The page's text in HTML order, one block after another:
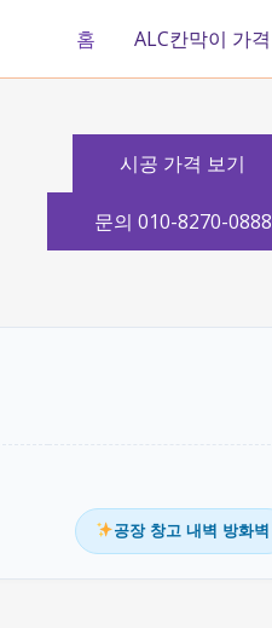
홈 ALC칸막이 가격
시공 가격 보기
문의 010-8270-0888
공장 창고 내벽 방화벽